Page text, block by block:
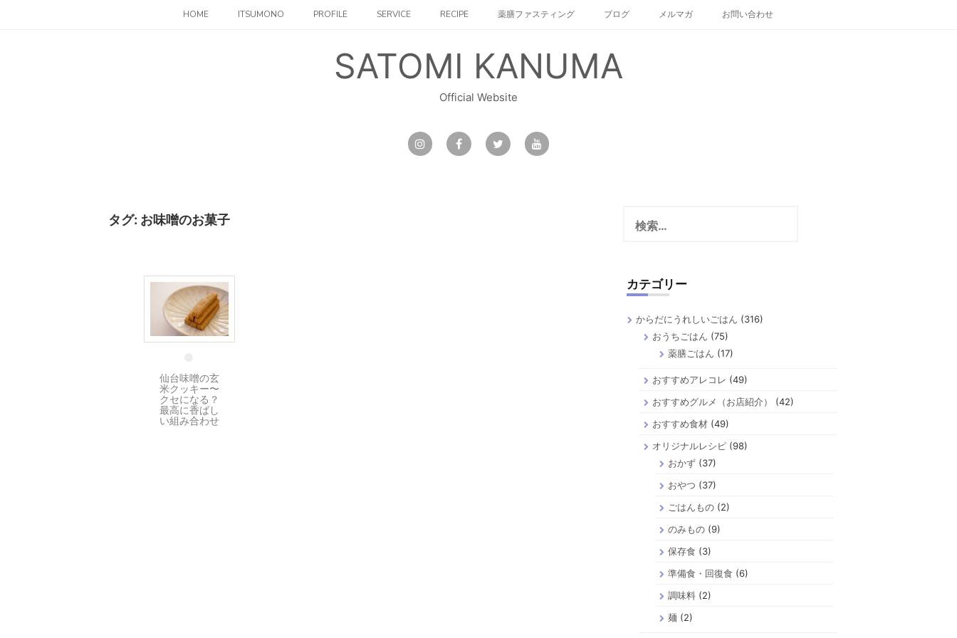
HOME ITSUMONO PROFILE SERVICE RECIPE 薬膳ファスティング ブログ メルマガ お問い合わせ
SATOMI KANUMA
Official Website
タグ: お味噌のお菓子
8 12月
仙台味噌の玄
米クッキー〜
クセになる？
最高に香ばし
い組み合わせ
索:
カテゴリー
からだにうれしいごはん (316)
おうちごはん (75)
薬膳ごはん (17)
おすすめアレコレ (49)
おすすめグルメ（お店紹介）
(42)
おすすめ食材(49)
オリジナルレシピ(98)
おかず(37)
おやつ (37)
ごはんもの(2)
のみもの(9)
保存食 (3)
準備食・回復食 (6)
調味料(2)
麺 (2)